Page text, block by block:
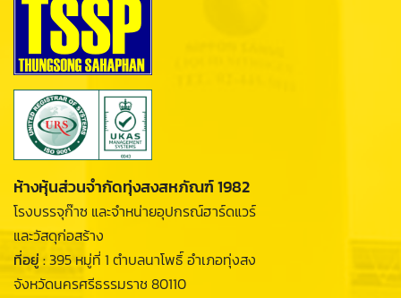
ห้างหุ้นส่วนจำกัดทุ่งสงสหภัณฑ์ 1982
โรงบรรจุก๊าซ และจำหน่ายอุปกรณ์ฮาร์ดแวร์
และวัสดุก่อสร้าง
ที่อยู่ :395 หมู่ที่ 1 ตำบลนาโพธิ์ อำเภอทุ่งสง
จังหวัดนครศรีธรรมราช 80110